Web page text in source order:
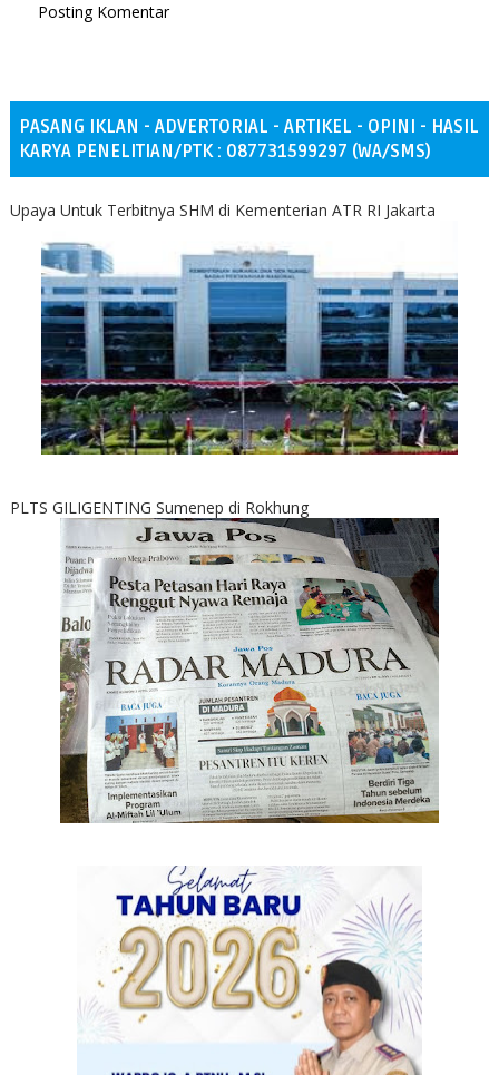
Posting Komentar
PASANG IKLAN - ADVERTORIAL - ARTIKEL - OPINI - HASIL
KARYA PENELITIAN/PTK : 087731599297 (WA/SMS)
Upaya Untuk Terbitnya SHM di Kementerian ATR RI Jakarta
PLTS GILIGENTING Sumenep di Rokhung